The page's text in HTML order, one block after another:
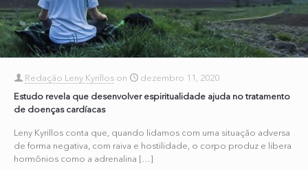
Redação Leny Kyrillos on
dezembro 11, 2020
Estudo revela que desenvolver espiritualidade ajuda no tratamento
de doenças cardíacas
Leny Kyrillos conta que, quando lidamos com uma situação adversa
de forma negativa, com raiva e hostilidade, o corpo produz e libera
hormônios como a adrenalina […]